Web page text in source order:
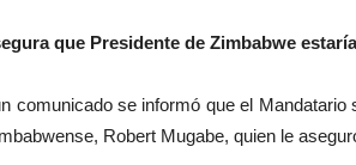
que Presidente de Zimbabwe
comunicado se informó que el
Robert Mugabe, quien le